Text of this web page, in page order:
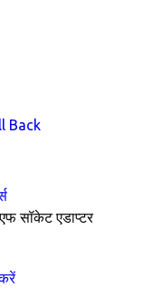
Back
सॉकेट एडाप्टर